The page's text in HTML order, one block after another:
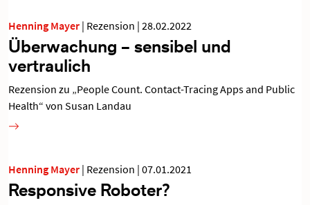
Henning Mayer | Rezension | 28.02.2022
Überwachung – sensibel und
vertraulich
Rezension zu „People Count. Contact-Tracing Apps and Public
Health“ von Susan Landau
Henning Mayer | Rezension | 07.01.2021
Responsive Roboter?